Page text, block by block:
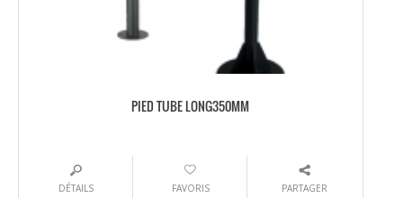
PIED TUBE LONG350MM
DÉTAILS FAVORIS PARTAGER